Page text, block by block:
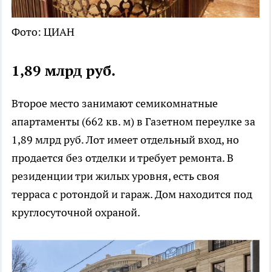
Фото: ЦИАН
1,89 млрд руб.
Второе место занимают семикомнатные
апартаменты (662 кв. м) в Газетном переулке за
1,89 млрд руб. Лот имеет отдельный вход, но
продается без отделки и требует ремонта. В
резиденции три жилых уровня, есть своя
терраса с ротондой и гараж. Дом находится под
круглосуточной охраной.